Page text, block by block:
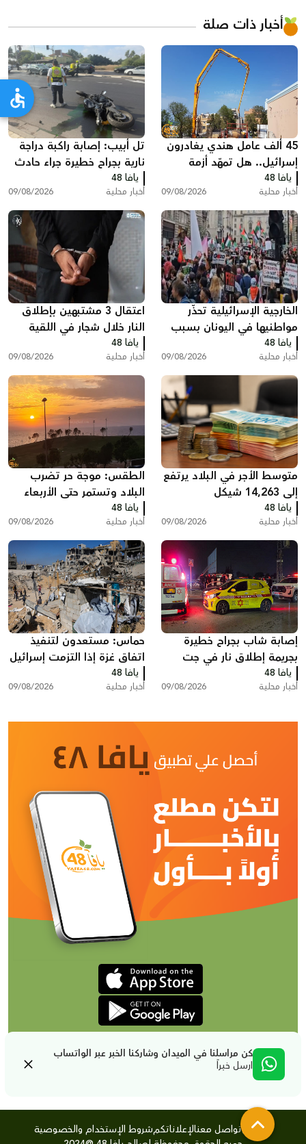
كن مراسلنا في الميدان وشاركنا الخبر عبر الواتساب
ارسل خبراً
أخبار ذات صلة
45 ألف عامل هندي يغادرون
إسرائيل.. هل تمهّد أزمة
العمالة لعودة الفلسطينيين؟
يافا 48
أخبار محلية 09/08/2026
تل أبيب: إصابة راكبة دراجة
نارية بجراح خطيرة جراء حادث
طرق
يافا 48
أخبار محلية 09/08/2026
الخارجية الإسرائيلية تحذّر
مواطنيها في اليونان بسبب
مظاهرات دعم لغزة
يافا 48
أخبار محلية 09/08/2026
اعتقال 3 مشتبهين بإطلاق
النار خلال شجار في اللقية
يافا 48
أخبار محلية 09/08/2026
متوسط الأجر في البلاد يرتفع
إلى 14,263 شيكل
يافا 48
أخبار محلية 09/08/2026
الطقس: موجة حر تضرب
البلاد وتستمر حتى الأربعاء
يافا 48
أخبار محلية 09/08/2026
إصابة شاب بجراح خطيرة
بجريمة إطلاق نار في جت
يافا 48
أخبار محلية 09/08/2026
حماس: مستعدون لتنفيذ
اتفاق غزة إذا التزمت إسرائيل
يافا 48
أخبار محلية 09/08/2026
من نحنتواصل معنالإعلاناتكمشروط الإستخدام والخصوصية